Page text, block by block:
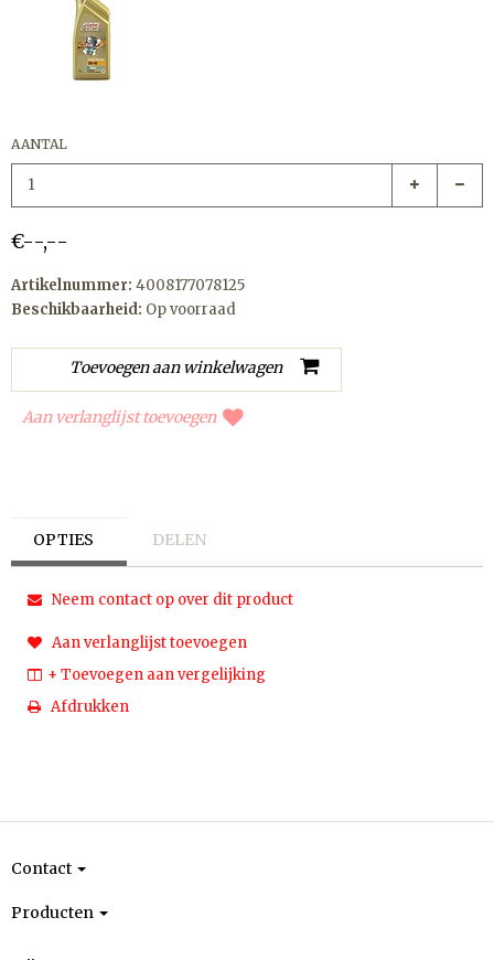
AANTAL
€--,--
Artikelnummer: 4008177078125
Beschikbaarheid: Op voorraad
Aan verlanglijst toevoegen
OPTIES DELEN
Neem contact op over dit product
Aan verlanglijst toevoegen
+ Toevoegen aan vergelijking
Afdrukken
Contact
Producten